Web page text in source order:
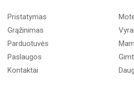
Pristatymas
Grąžinimas
Parduotuvės
Paslaugos
Kontaktai